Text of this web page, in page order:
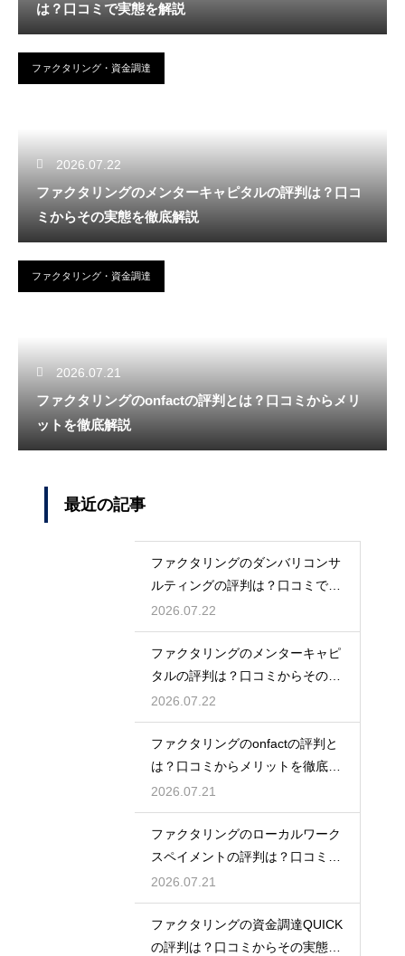
は？口コミで実態を解説
ファクタリング・資金調達
2026.07.22
ファクタリングのメンターキャピタルの評判は？口コ
ミからその実態を徹底解説
ファクタリング・資金調達
2026.07.21
ファクタリングのonfactの評判とは？口コミからメリ
ットを徹底解説
最近の記事
ファクタリングのダンバリコンサ
ルティングの評判は？口コミで実
態を解説
2026.07.22
ファクタリングのメンターキャピ
タルの評判は？口コミからその実
態を徹底解説
2026.07.22
ファクタリングのonfactの評判と
は？口コミからメリットを徹底解
説
2026.07.21
ファクタリングのローカルワーク
スペイメントの評判は？口コミで
実態を解説
2026.07.21
ファクタリングの資金調達QUICK
の評判は？口コミからその実態を